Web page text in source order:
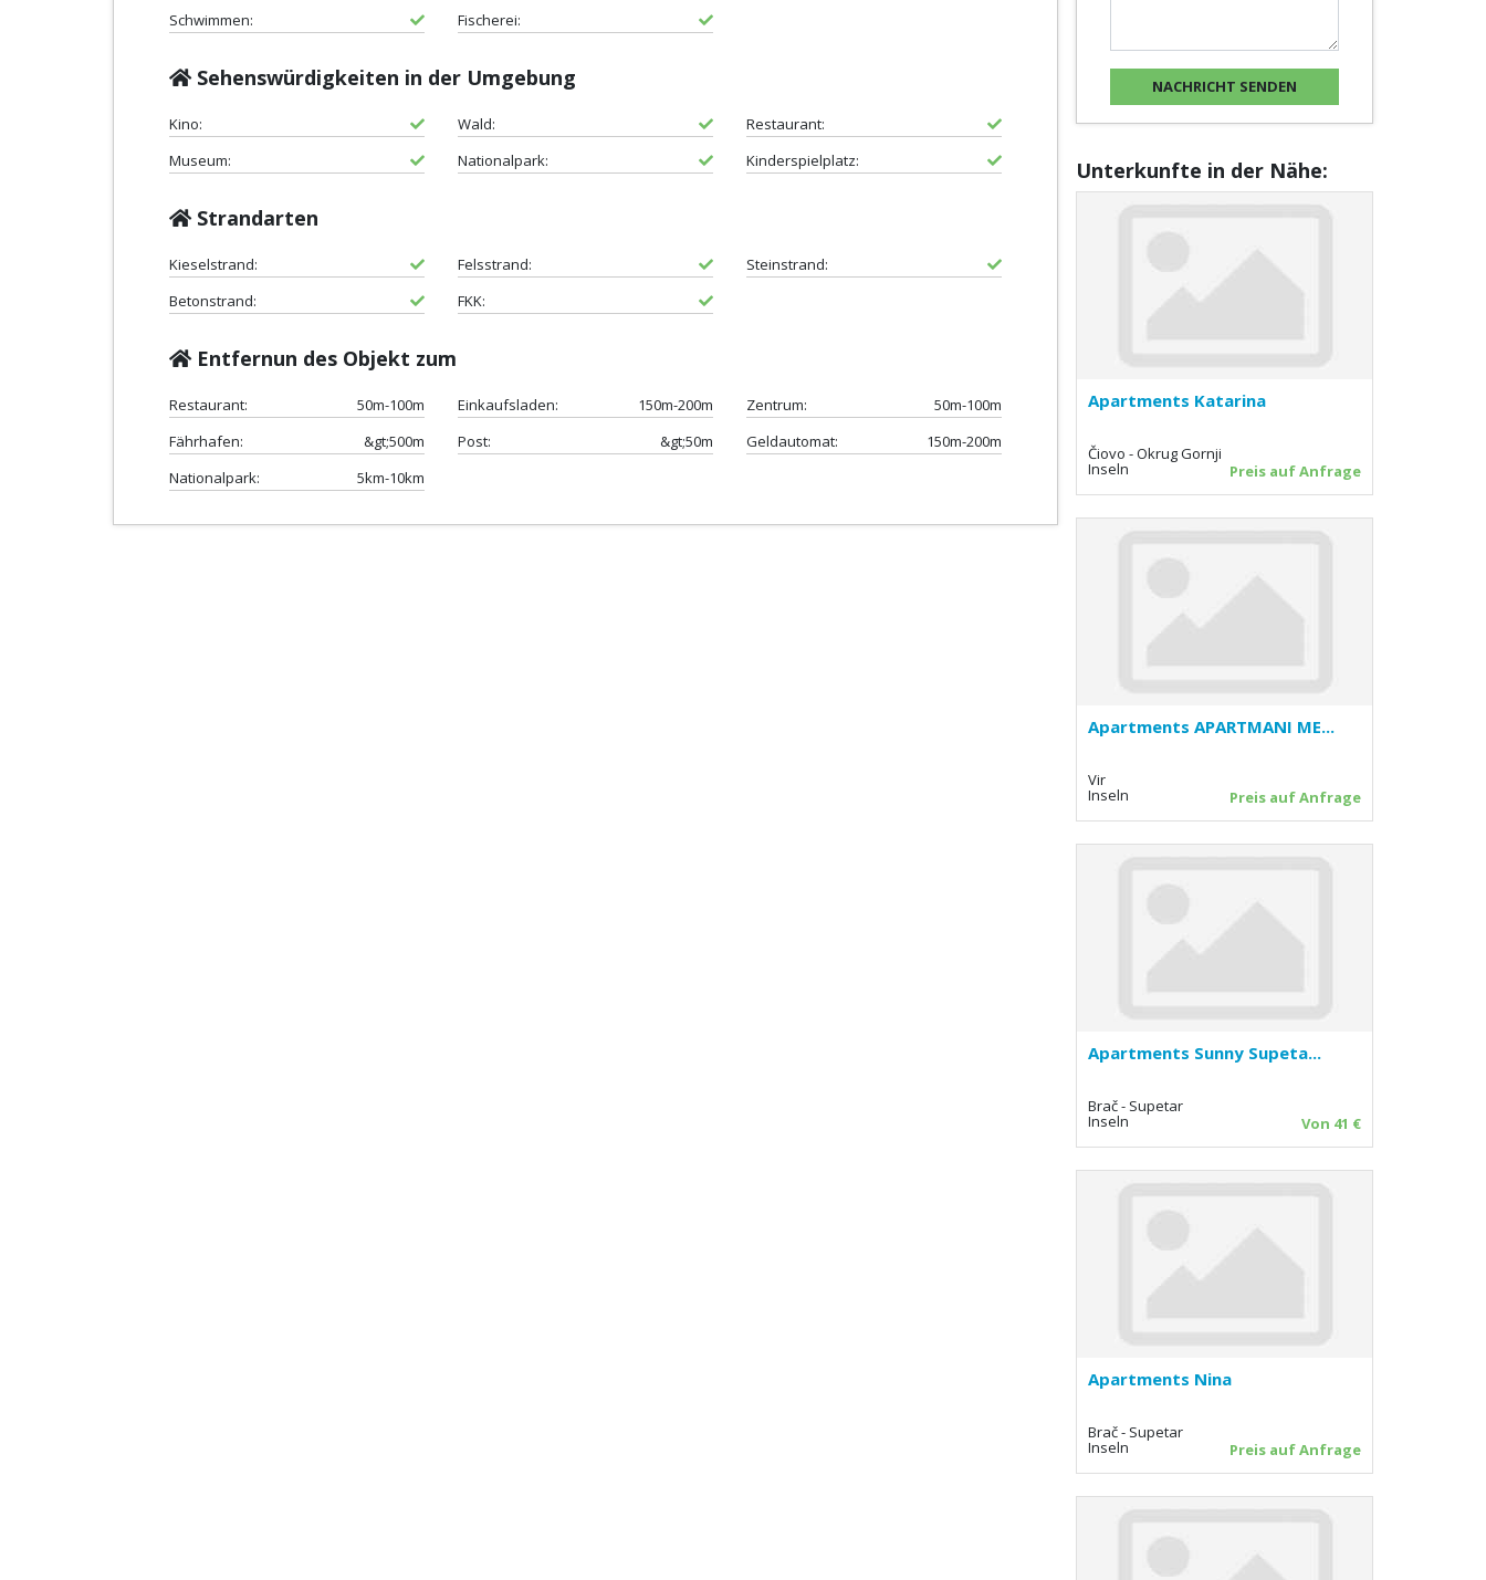
Schwimmen:
Fischerei:
Sehenswürdigkeiten in der Umgebung
Kino: Wald:
Restaurant:
Museum:
Nationalpark: Kinderspielplatz:
Strandarten
Kieselstrand: Felsstrand:
Steinstrand:
Betonstrand:
FKK:
Entfernun des Objekt zum
Restaurant: 50m-100m Einkaufsladen: 150m-200m Zentrum:
50m-100m
Fährhafen:
&gt;500m Post: &gt;50m Geldautomat:
150m-200m
Nationalpark:
5km-10km
Unterkunfte in der Nähe:
Apartments Katarina
Čiovo - Okrug Gornji
Inseln Preis auf Anfrage
Apartments APARTMANI ME...
Vir
Inseln Preis auf Anfrage
Apartments Sunny Supeta...
Brač - Supetar
Inseln Von 41 €
Apartments Nina
Brač - Supetar
Inseln Preis auf Anfrage